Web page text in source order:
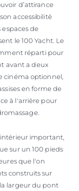
d’attirance
accessibilité
de
le 100 Yacht. Le
réparti pour
avant a deux
cinéma optionnel,
en forme de
à l'arrière pour
important,
sur un 100 pieds
que l'on
construits sur
largeur du pont